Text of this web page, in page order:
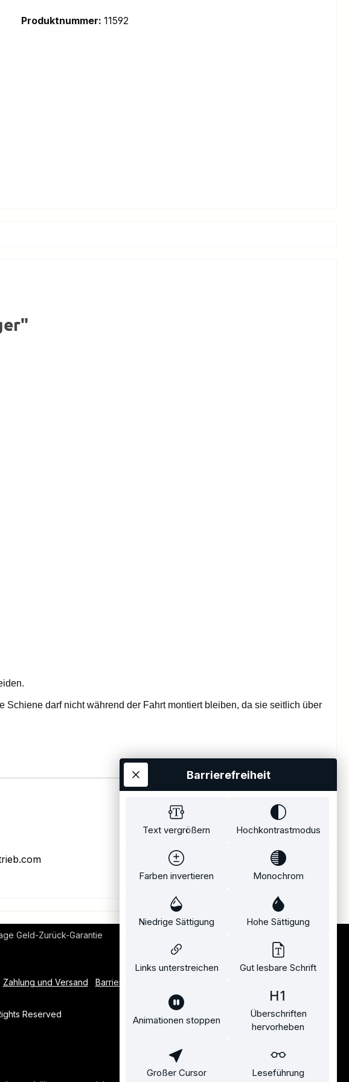
Produktnummer: 11592
darf nicht während der Fahrt montiert bleiben, da sie seitlich über
Geld-Zurück-Garantie
Zahlung und Versand Barrierefreiheitserklärung
Reserved
Text vergrößern Hochkontrastmodus
Farben invertieren Monochrom
Niedrige Sättigung Hohe Sättigung
Links unterstreichen Gut lesbare Schrift
Animationen stoppen
Überschriften
hervorheben
Großer Cursor Leseführung
Barrierefreiheit